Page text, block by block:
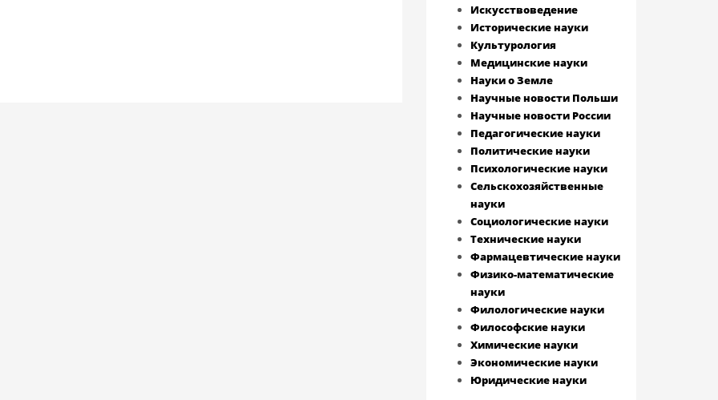
Искусствоведение
Исторические науки
Культурология
Медицинские науки
Науки о Земле
Научные новости Польши
Научные новости России
Педагогические науки
Политические науки
Психологические науки
Сельскохозяйственные
науки
Социологические науки
Технические науки
Фармацевтические науки
Физико-математические
науки
Филологические науки
Философские науки
Химические науки
Экономические науки
Юридические науки